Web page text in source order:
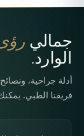
جمالي
الوارد.
أدلة جراحية،
فريقنا الطبي.